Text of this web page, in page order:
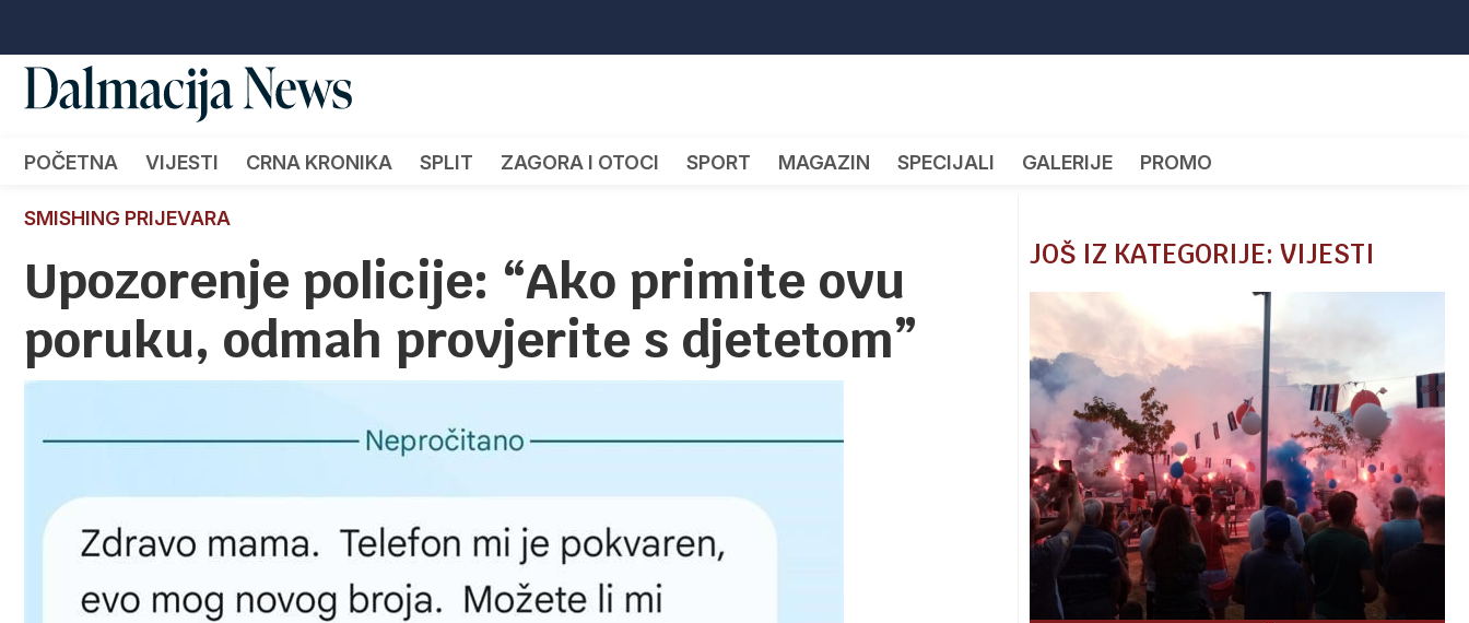
POČETNA VIJESTI CRNA KRONIKA SPLIT ZAGORA I OTOCI SPORT MAGAZIN SPECIJALI GALERIJE PROMO
SMISHING PRIJEVARA
Upozorenje policije: “Ako primite ovu
poruku, odmah provjerite s djetetom”
JOŠ IZ KATEGORIJE: VIJESTI